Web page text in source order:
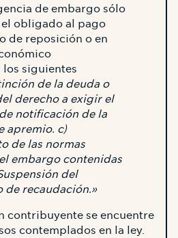
de embargo sólo
obligado al pago
de reposición o en
siguientes
de la deuda o
derecho a exigir el
notificación de la
apremio. c)
de las normas
embargo contenidas
del
recaudación.»
contribuyente se encuentre
contemplados en la ley.